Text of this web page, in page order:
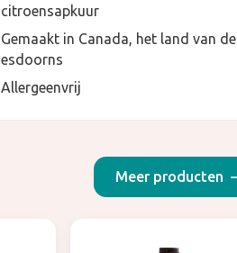
citroensapkuur
Gemaakt in Canada, het land van de
esdoorns
Allergeenvrij
Meer producten